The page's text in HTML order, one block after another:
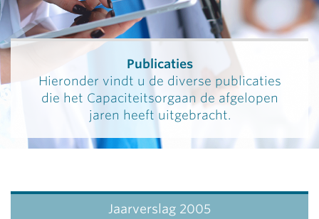
Publicaties
Hieronder vindt u de diverse publicaties
die het Capaciteitsorgaan de afgelopen
jaren heeft uitgebracht.
Jaarverslag 2005